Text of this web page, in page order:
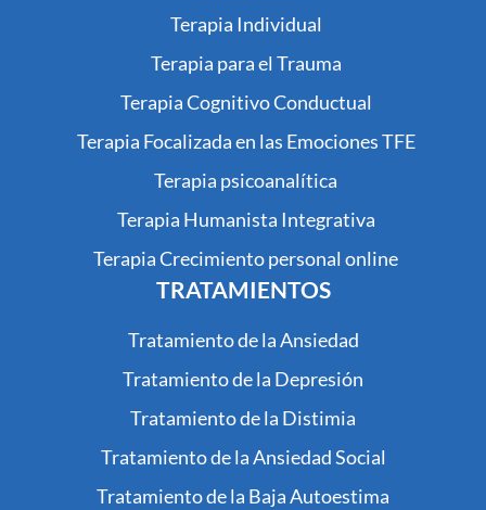
Terapia Individual
Terapia para el Trauma
Terapia Cognitivo Conductual
Terapia Focalizada en las Emociones TFE
Terapia psicoanalítica
Terapia Humanista Integrativa
Terapia Crecimiento personal online
TRATAMIENTOS
Tratamiento de la Ansiedad
Tratamiento de la Depresión
Tratamiento de la Distimia
Tratamiento de la Ansiedad Social
Tratamiento de la Baja Autoestima